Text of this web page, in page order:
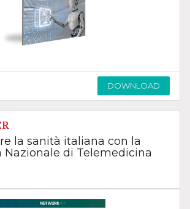
DOWNLOAD
la sanità italiana con la
Nazionale di Telemedicina